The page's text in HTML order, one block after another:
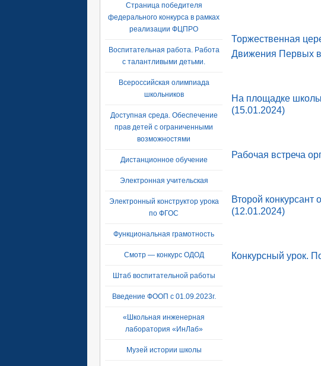
Страница победителя
федерального конкурса в рамках
реализации ФЦПРО
Воспитательная работа. Работа
с талантливыми детьми.
Всероссийская олимпиада
школьников
Доступная среда. Обеспечение
прав детей с ограниченными
возможностями
Дистанционное обучение
Электронная учительская
Электронный конструктор урока
по ФГОС
Функциональная грамотность
Смотр — конкурс ОДОД
Штаб воспитательной работы
Введение ФООП с 01.09.2023г.
«Школьная инженерная
лаборатория «ИнЛаб»
Музей истории школы
Торжественная
Движения Первых
На площадке школы
(15.01.2024)
Рабочая встреча
Второй конкурсант
(12.01.2024)
Конкурсный урок.